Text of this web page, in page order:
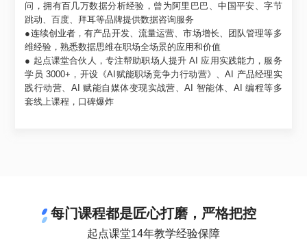
问，拥有百几万数据分析经验，曾为阿里巴巴、中国平安、字节
跳动、百度、拜耳等品牌提供数据咨询服务
●连续创业者，有产品开发、流量运营、市场增长、团队管理等多
维经验，熟悉数据思维在职场全场景的应用和价值
● 起点课堂合伙人，专注帮助职场人提升 AI 应用实践能力，服务
学员 3000+，开设《AI赋能职场竞争力行动营》、AI 产品经理实
践行动营、AI 赋能自媒体变现实战营、AI 智能体、AI 编程等多
套线上课程，口碑爆炸
每门课程都是匠心打磨，严格把控
起点课堂14年教学经验保障